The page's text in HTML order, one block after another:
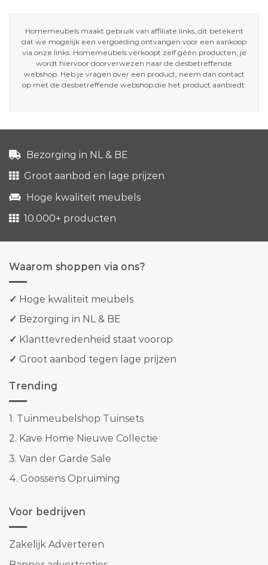
Homemeubels maakt gebruik van affiliate links, dit betekent
dat we mogelijk een vergoeding ontvangen voor een aankoop
via onze links. Homemeubels verkoopt zelf géén producten, je
wordt hiervoor doorverwezen naar de desbetreffende
webshop. Heb je vragen over een product, neem dan contact
op met de desbetreffende webshop die het product aanbiedt.
Bezorging in NL & BE
Groot aanbod en lage prijzen
Hoge kwaliteit meubels
10.000+ producten
Waarom shoppen via ons?
✓ Hoge kwaliteit meubels
✓ Bezorging in NL & BE
✓ Klanttevredenheid staat voorop
✓ Groot aanbod tegen lage prijzen
Trending
1. Tuinmeubelshop Tuinsets
2. Kave Home Nieuwe Collectie
3. Van der Garde Sale
4. Goossens Opruiming
Voor bedrijven
Zakelijk Adverteren